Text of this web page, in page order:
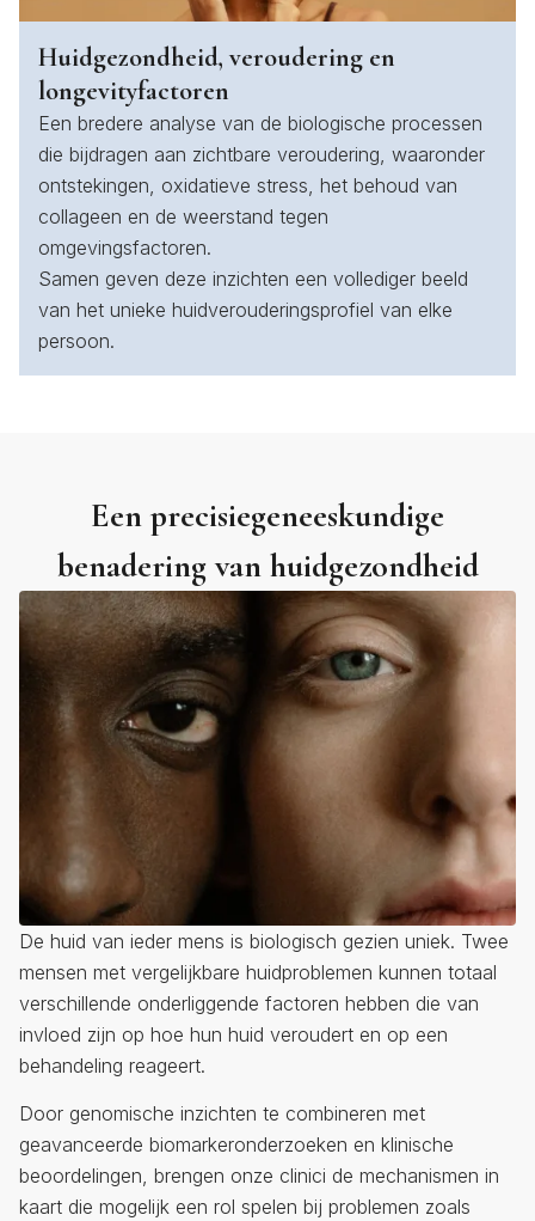
Huidgezondheid, veroudering en
longevityfactoren
Een bredere analyse van de biologische processen
die bijdragen aan zichtbare veroudering, waaronder
ontstekingen, oxidatieve stress, het behoud van
collageen en de weerstand tegen
omgevingsfactoren.
Samen geven deze inzichten een vollediger beeld
van het unieke huidverouderingsprofiel van elke
persoon.
Een precisiegeneeskundige
benadering van huidgezondheid
De huid van ieder mens is biologisch gezien uniek. Twee
mensen met vergelijkbare huidproblemen kunnen totaal
verschillende onderliggende factoren hebben die van
invloed zijn op hoe hun huid veroudert en op een
behandeling reageert.
Door genomische inzichten te combineren met
geavanceerde biomarkeronderzoeken en klinische
beoordelingen, brengen onze clinici de mechanismen in
kaart die mogelijk een rol spelen bij problemen zoals